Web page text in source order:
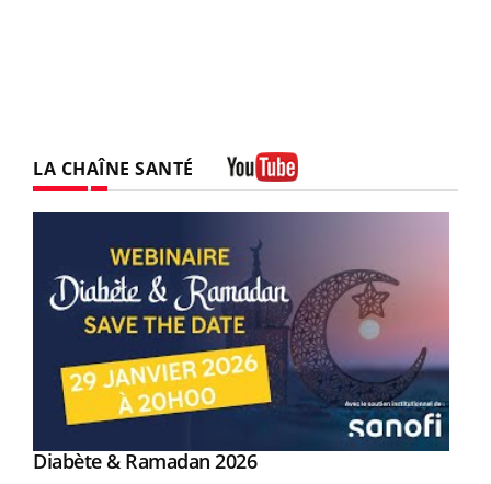
LA CHAÎNE SANTÉ
Youtube
Diabète & Ramadan 2026Youtube